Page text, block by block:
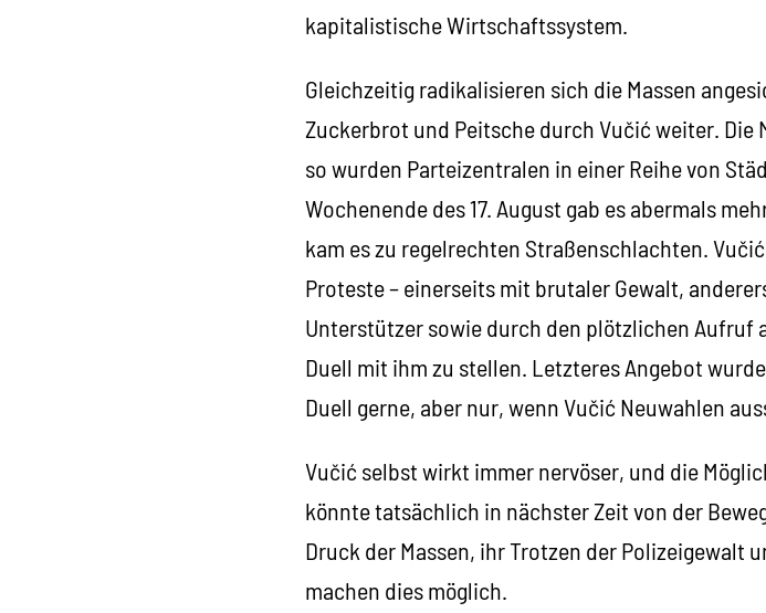
kapitalistische Wirtschaftssystem.
Gleichzeitig radikalisieren sich die Massen
Zuckerbrot und Peitsche durch Vučić weiter.
so wurden Parteizentralen in einer Reihe von
Wochenende des 17. August gab es abermals
kam es zu regelrechten Straßenschlachten.
Proteste – einerseits mit brutaler Gewalt,
Unterstützer sowie durch den plötzlichen Aufruf
Duell mit ihm zu stellen. Letzteres Angebot
Duell gerne, aber nur, wenn Vučić Neuwahlen
Vučić selbst wirkt immer nervöser, und die
könnte tatsächlich in nächster Zeit von der
Druck der Massen, ihr Trotzen der Polizeigewalt
machen dies möglich.